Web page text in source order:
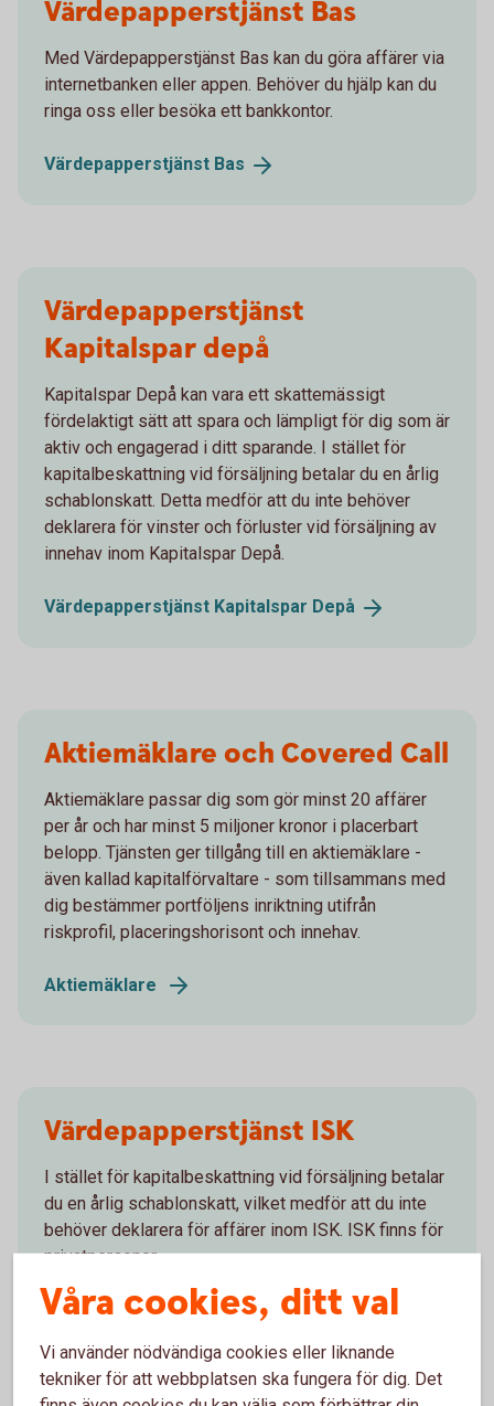
Värdepapperstjänst Bas
Med Värdepapperstjänst Bas kan du göra affärer via
internetbanken eller appen. Behöver du hjälp kan du
ringa oss eller besöka ett bankkontor.
Värdepapperstjänst Bas
Värdepapperstjänst
Kapitalspar depå
Kapitalspar Depå kan vara ett skattemässigt
fördelaktigt sätt att spara och lämpligt för dig som är
aktiv och engagerad i ditt sparande. I stället för
kapitalbeskattning vid försäljning betalar du en årlig
schablonskatt. Detta medför att du inte behöver
deklarera för vinster och förluster vid försäljning av
innehav inom Kapitalspar Depå.
Värdepapperstjänst Kapitalspar Depå
Aktiemäklare och Covered Call
Aktiemäklare passar dig som gör minst 20 affärer
per år och har minst 5 miljoner kronor i placerbart
belopp. Tjänsten ger tillgång till en aktiemäklare -
även kallad kapitalförvaltare - som tillsammans med
dig bestämmer portföljens inriktning utifrån
riskprofil, placeringshorisont och innehav.
Aktiemäklare
Värdepapperstjänst ISK
I stället för kapitalbeskattning vid försäljning betalar
du en årlig schablonskatt, vilket medför att du inte
behöver deklarera för affärer inom ISK. ISK finns för
privatpersoner.
VärdepapperstjänstISK
Våra cookies, ditt val
Vi använder nödvändiga cookies eller liknande
tekniker för att webbplatsen ska fungera för dig. Det